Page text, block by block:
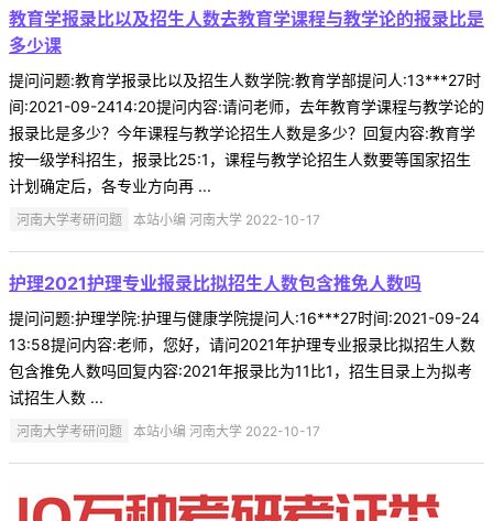
教育学报录比以及招生人数去教育学课程与教学论的报录比是
多少课
提问问题:教育学报录比以及招生人数学院:教育学部提问人:13***27时
间:2021-09-2414:20提问内容:请问老师，去年教育学课程与教学论的
报录比是多少？今年课程与教学论招生人数是多少？回复内容:教育学
按一级学科招生，报录比25:1，课程与教学论招生人数要等国家招生
计划确定后，各专业方向再 ...
河南大学考研问题 本站小编 河南大学 2022-10-17
护理2021护理专业报录比拟招生人数包含推免人数吗
提问问题:护理学院:护理与健康学院提问人:16***27时间:2021-09-24
13:58提问内容:老师，您好，请问2021年护理专业报录比拟招生人数
包含推免人数吗回复内容:2021年报录比为11比1，招生目录上为拟考
试招生人数 ...
河南大学考研问题 本站小编 河南大学 2022-10-17